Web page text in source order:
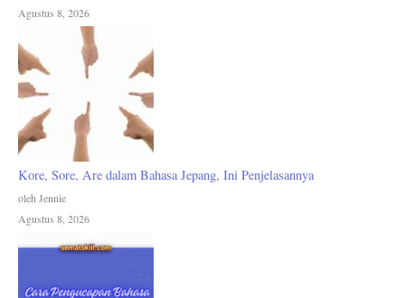
Agustus 8, 2026
Kore, Sore, Are dalam Bahasa Jepang, Ini Penjelasannya
oleh Jennie
Agustus 8, 2026